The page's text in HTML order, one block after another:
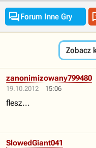
Forum Inne Gry
Zobacz
19.10.2012 15:06
zanonimizowany799480
flesz...
SlowedGiant041